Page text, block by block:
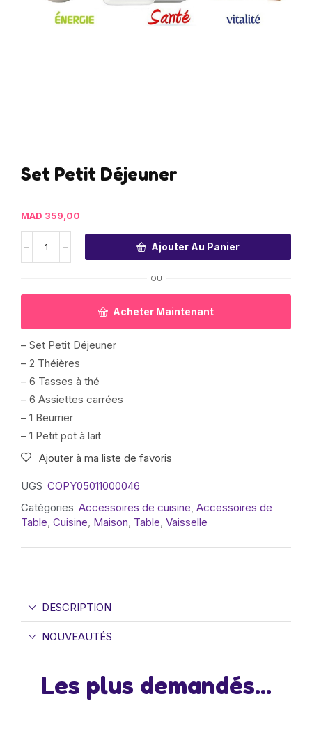
Set Petit Déjeuner
MAD 359,00
Ajouter Au Panier
OU
Acheter Maintenant
– Set Petit Déjeuner
– 2 Théières
– 6 Tasses à thé
– 6 Assiettes carrées
– 1 Beurrier
– 1 Petit pot à lait
Ajouter à ma liste de favoris
UGS COPY05011000046
Catégories Accessoires de cuisine, Accessoires de
Table, Cuisine, Maison, Table, Vaisselle
DESCRIPTION
NOUVEAUTÉS
Les plus demandés...